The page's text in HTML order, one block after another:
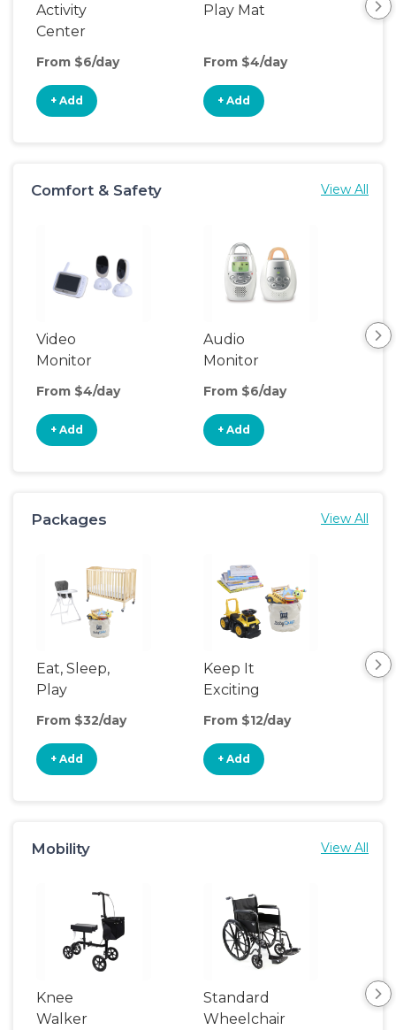
Activity
Center
From $6/day
+ Add
Play Mat
From $4/day
+ Add
Comfort & Safety View All
Video
Monitor
From $4/day
+ Add
Audio
Monitor
From $6/day
+ Add
Packages View All
Eat, Sleep,
Play
From $32/day
+ Add
Keep It
Exciting
From $12/day
+ Add
Mobility View All
Knee
Walker
Standard
Wheelchair